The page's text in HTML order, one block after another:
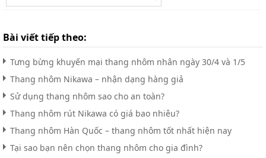
Bài viết tiếp theo:
Tưng bừng khuyến mại thang nhôm nhân ngày 30/4 và 1/5
Thang nhôm Nikawa – nhận dạng hàng giả
Sử dụng thang nhôm sao cho an toàn?
Thang nhôm rút Nikawa có giá bao nhiêu?
Thang nhôm Hàn Quốc – thang nhôm tốt nhất hiện nay
Tại sao bạn nên chọn thang nhôm cho gia đình?